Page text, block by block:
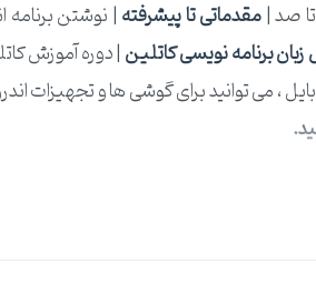
مقدماتی تا پیشرفته | نوشتن برنامه
برنامه نویسی کاتلین | دوره آموزش
، می توانید برای گوشی ها و تجهیزات